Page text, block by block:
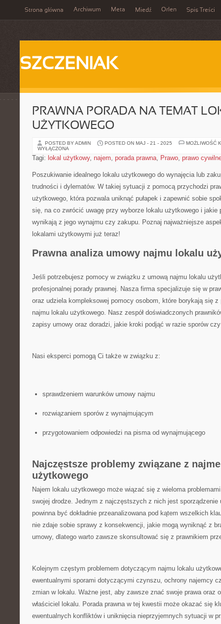
Strona główna Archiwum Meta Miedź Orlen Spis Treści
SZCZENIAK
PRAWNA PORADA NA TEMAT
UŻYTKOWEGO
POSTED BY ADMIN POSTED ON MAJ - 21 - 2025
MOŻLIWOŚĆ
WYŁĄCZONA
Tagi: lokal użytkowy, najem, porada prawna, Prawo, prawo
Poszukiwanie idealnego lokalu użytkowego do wynajęcia lub
trudności i dylematów. W takiej sytuacji ‌z pomocą przychodzi
użytkowego, która pozwala uniknąć pułapek i zapewnić sobie
się, na co zwrócić uwagę przy wyborze lokalu użytkowego i jakie
wynikają‌ z jego wynajmu czy zakupu. Poznaj najważniejsze​
lokalami użytkowymi już teraz!
Prawna analiza umowy najmu ​lokalu
Jeśli potrzebujesz pomocy w związku z umową najmu lokalu
profesjonalnej porady prawnej.⁤ Nasza firma specjalizuje się w
‌oraz udziela ‍kompleksowej pomocy osobom, które borykają się⁣
najmu lokalu⁤ użytkowego. Nasz zespół doświadczonych
zapisy ⁤umowy oraz doradzi, jakie kroki podjąć w razie sporów
Nasi eksperci pomogą Ci także w związku z:
sprawdzeniem warunków umowy⁤ najmu
rozwiązaniem sporów z wynajmującym
przygotowaniem odpowiedzi na pisma od wynajmującego
Najczęstsze problemy związane z
użytkowego
Najem lokalu użytkowego może wiązać się z wieloma
‍swojej drodze. Jednym z najczęstszych‌ z nich jest sporządzenie
powinna być dokładnie przeanalizowana pod kątem wszelkich
nie zdaje sobie ​sprawy​ z konsekwencji, jakie mogą wyniknąć z
umowy, dlatego warto zawsze⁤ skonsultować się z prawnikiem
Kolejnym częstym problemem dotyczącym najmu ⁢lokalu
⁢ewentualnymi sporami dotyczącymi czynszu, ⁣ochrony najemcy
zmian⁣ w lokalu. Ważne jest, aby zawsze ‌znać ‍swoje prawa oraz
‌właściciel lokalu.⁤ Porada prawna w tej ⁤kwestii może okazać​ się
ewentualnych konfliktów i uniknięcia nieprzyjemnych sytuacji w